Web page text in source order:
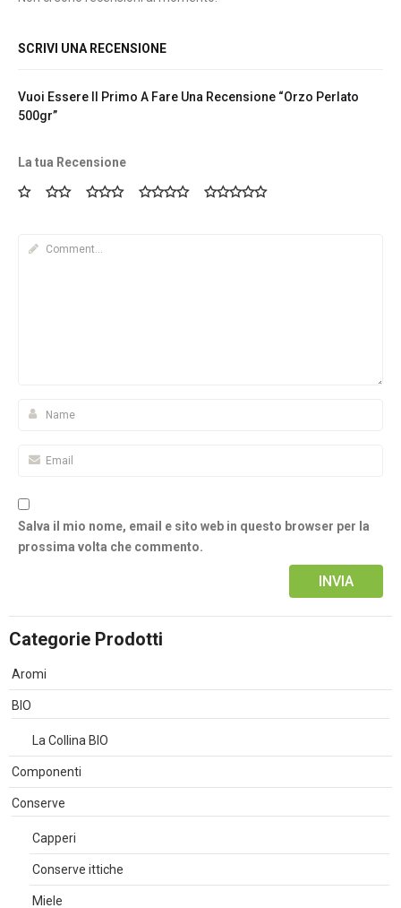
SCRIVI UNA RECENSIONE
Vuoi Essere Il Primo A Fare Una Recensione “Orzo Perlato
500gr”
La tua Recensione
Salva il mio nome, email e sito web in questo browser per la
prossima volta che commento.
Categorie Prodotti
Aromi
BIO
La Collina BIO
Componenti
Conserve
Capperi
Conserve ittiche
Miele